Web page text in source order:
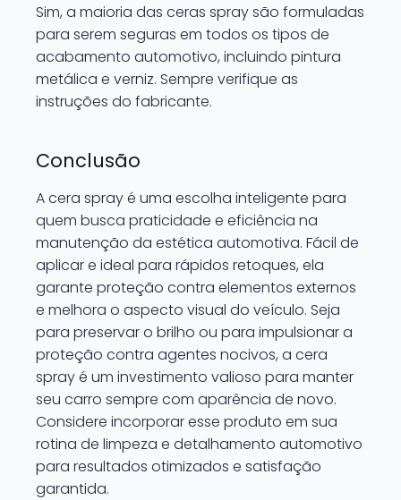
Sim, a maioria das ceras spray são formuladas
para serem seguras em todos os tipos de
acabamento automotivo, incluindo pintura
metálica e verniz. Sempre verifique as
instruções do fabricante.
Conclusão
A cera spray é uma escolha inteligente para
quem busca praticidade e eficiência na
manutenção da estética automotiva. Fácil de
aplicar e ideal para rápidos retoques, ela
garante proteção contra elementos externos
e melhora o aspecto visual do veículo. Seja
para preservar o brilho ou para impulsionar a
proteção contra agentes nocivos, a cera
spray é um investimento valioso para manter
seu carro sempre com aparência de novo.
Considere incorporar esse produto em sua
rotina de limpeza e detalhamento automotivo
para resultados otimizados e satisfação
garantida.